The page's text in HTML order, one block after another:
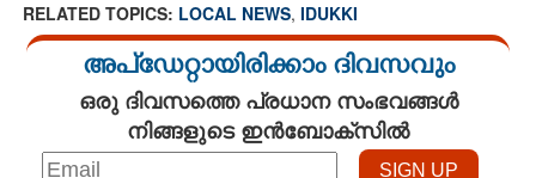
RELATED TOPICS: LOCAL NEWS, IDUKKI
അപ്ഡേറ്റായിരിക്കാം ദിവസവും
ഒരു ദിവസത്തെ പ്രധാന സംഭവങ്ങൾ
നിങ്ങളുടെ ഇൻബോക്സിൽ